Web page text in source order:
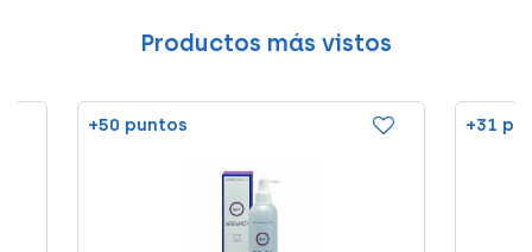
Productos más vistos
+50 puntos +31